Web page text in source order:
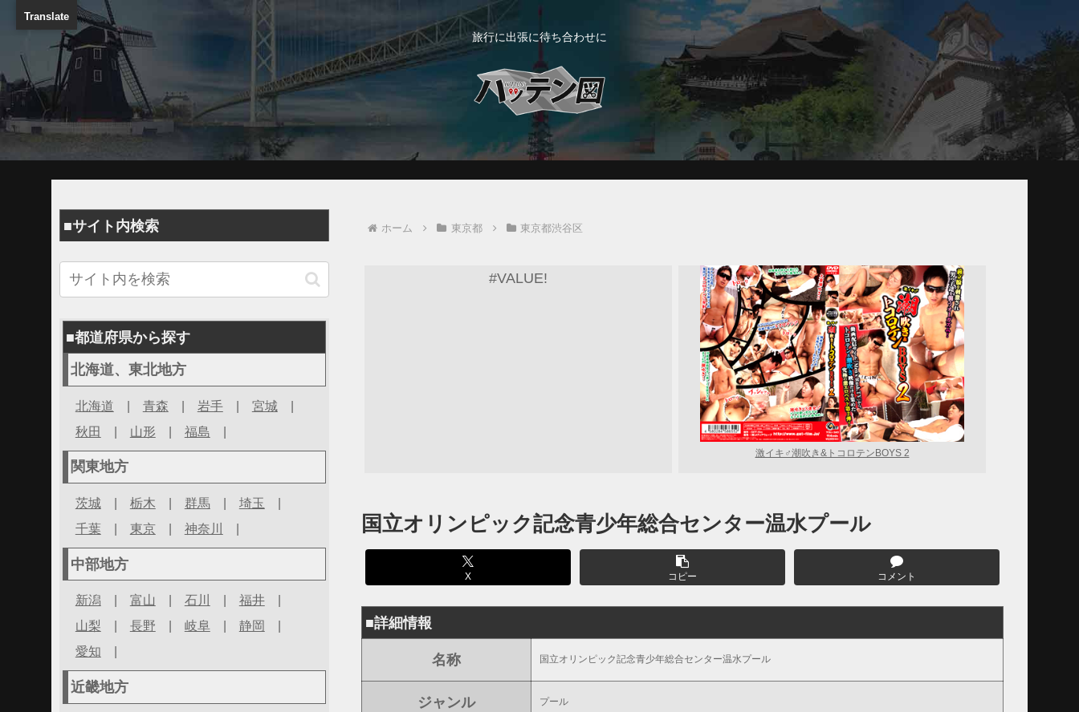
旅行に出張に待ち合わせに
ホーム 東京都 東京都渋谷区
#VALUE!
激イキ♂潮吹き&トコロテンBOYS 2
国立オリンピック記念青少年総合センター温水プール
X コピー コメント
■詳細情報
名称 国立オリンピック記念青少年総合センター温水プール
ジャンル プール
■サイト内検索
■都道府県から探す
北海道、東北地方
北海道 | 青森 | 岩手| 宮城|
秋田 | 山形 | 福島 |
関東地方
茨城| 栃木 | 群馬 | 埼玉 |
千葉| 東京| 神奈川 |
中部地方
新潟 富山 石川 福井|
山梨
長野 岐阜| 静岡
愛知
近畿地方
Translate